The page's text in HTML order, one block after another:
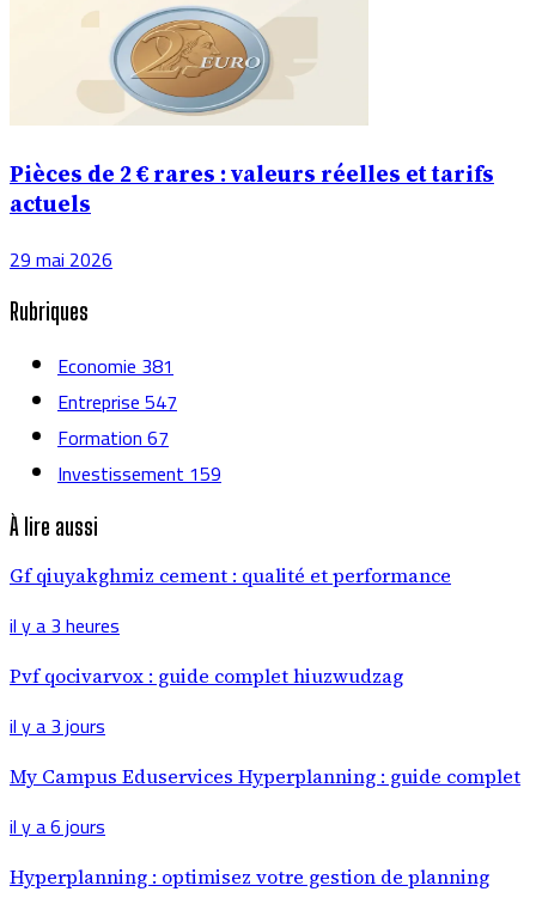
Pièces de 2 € rares : valeurs réelles et tarifs
actuels
29 mai 2026
Rubriques
Economie381
Entreprise547
Formation67
Investissement159
À lire aussi
Gf qiuyakghmiz cement : qualité et performance
il y a 3 heures
Pvf qocivarvox : guide complet hiuzwudzag
il y a 3 jours
My Campus Eduservices Hyperplanning : guide complet
il y a 6 jours
Hyperplanning : optimisez votre gestion de planning